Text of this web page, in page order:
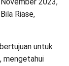
November 2023,
Riase,
untuk
mengetahui